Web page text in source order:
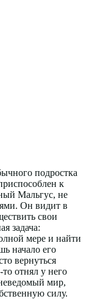
подростка
к
Мальгус, не
Он видит в
свои
задача:
мере и найти
начало его
вернуться
отнял у него
мир,
силу.